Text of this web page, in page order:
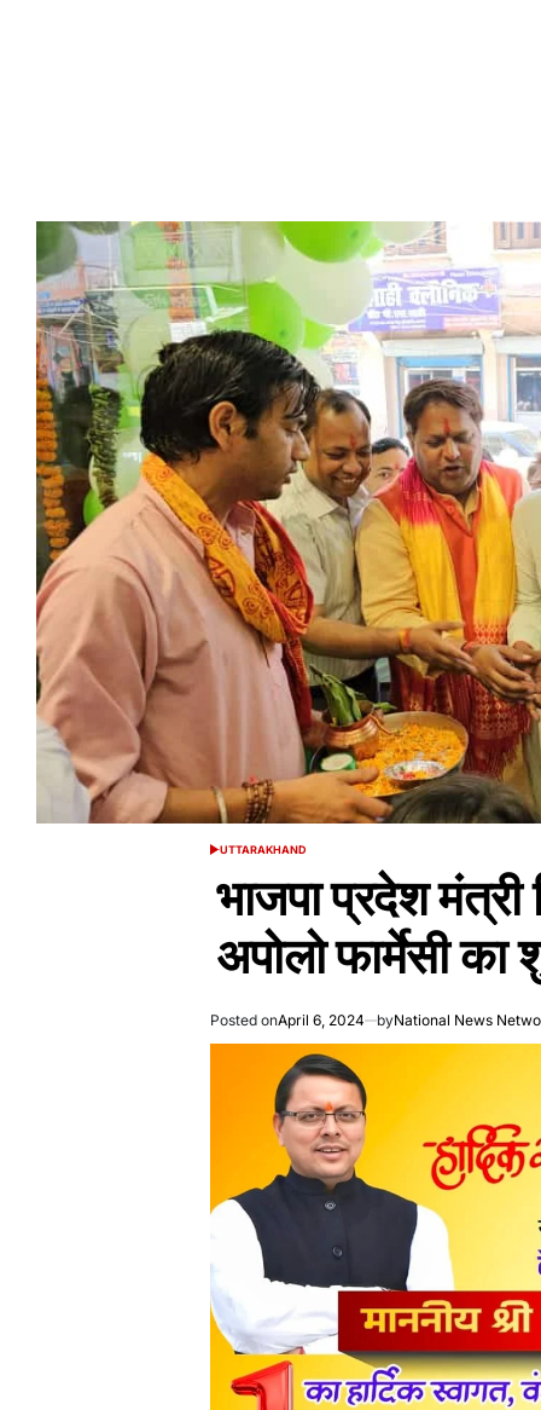
POSTED
UTTARAKHAND
भाजपा प्रदेश मंत्री
अपोलो फार्मेसी का
Posted onApril 6, 2024 byNational News